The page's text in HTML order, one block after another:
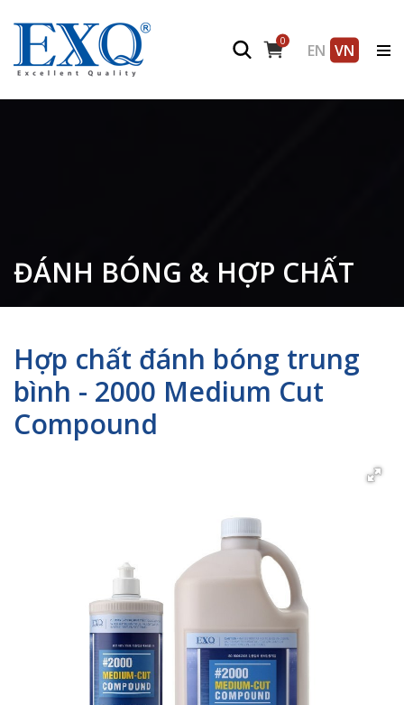
0 EN VN
ĐÁNH BÓNG & HỢP CHẤT
Hợp chất đánh bóng trung
bình - 2000 Medium Cut
Compound